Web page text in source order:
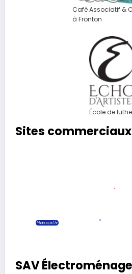
Café Associatif &
à Fronton
École de
Sites commerciaux
SAV